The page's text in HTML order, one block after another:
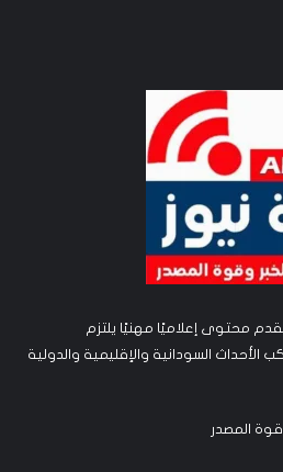
محتوى إعلاميًا مهنيًا يلتزم
الأحداث السودانية والإقليمية والدولية
المصدر